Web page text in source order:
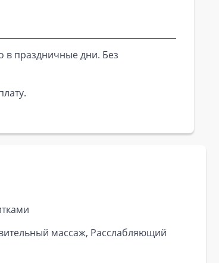
в праздничные дни. Без
массаж, Расслабляющий